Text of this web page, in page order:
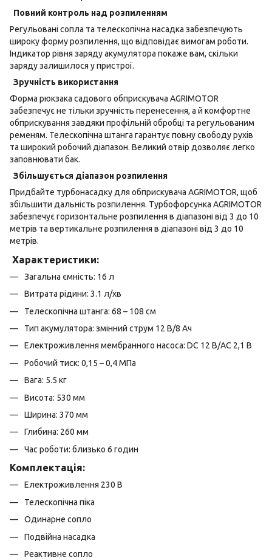
Повний контроль над розпиленням
Регульовані сопла та телескопічна насадка забезпечують
широку форму розпилення, що відповідає вимогам роботи.
Індикатор рівня заряду акумулятора покаже вам, скільки
заряду залишилося у пристрої.
Зручність використання
Форма рюкзака садового обприскувача AGRIMOTOR
забезпечує не тільки зручність перенесення, а й комфортне
обприскування завдяки профільній обробці та регульованим
ременям. Телескопічна штанга гарантує повну свободу рухів
та широкий робочий діапазон. Великий отвір дозволяє легко
заповнювати бак.
Збільшується діапазон розпилення
Придбайте турбонасадку для обприскувача AGRIMOTOR, щоб
збільшити дальність розпилення. Турбофорсунка AGRIMOTOR
забезпечує горизонтальне розпилення в діапазоні від 3 до 10
метрів та вертикальне розпилення в діапазоні від 3 до 10
метрів.
Характеристики:
Загальна ємність: 16 л
Витрата рідини: 3.1 л/хв
Телескопічна штанга: 68 – 108 см
Тип акумулятора: змінний струм 12 В/8 Ач
Електроживлення мембранного насоса: DC 12 В/AC 2,1 В
Робочий тиск: 0,15 – 0,4 МПа
Вага: 5.5 кг
Висота: 530 мм
Ширина: 370 мм
Глибина: 260 мм
Час роботи: близько 6 годин
Комплектація:
Електроживлення 230 В
Телескопічна піка
Одинарне сопло
Подвійна насадка
Реактивне сопло